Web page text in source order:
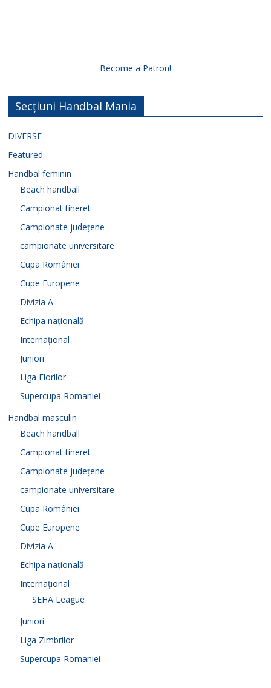
Become a Patron!
Secțiuni Handbal Mania
DIVERSE
Featured
Handbal feminin
Beach handball
Campionat tineret
Campionate județene
campionate universitare
Cupa României
Cupe Europene
Divizia A
Echipa națională
Internațional
Juniori
Liga Florilor
Supercupa Romaniei
Handbal masculin
Beach handball
Campionat tineret
Campionate județene
campionate universitare
Cupa României
Cupe Europene
Divizia A
Echipa națională
Internațional
SEHA League
Juniori
Liga Zimbrilor
Supercupa Romaniei